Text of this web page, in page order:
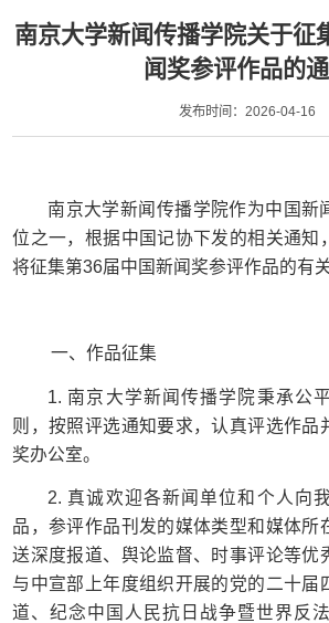
南京大学新闻传播学院关于征
闻奖参评作品的
发布时间：2026-04-16
南京大学新闻传播学院作为中国新
位之一，根据中国记协下发的相关通知
将征集第36届中国新闻奖参评作品的有
一、作品征集
1. 南京大学新闻传播学院秉承公
则，按照评选通知要求，认真评选作品
奖办公室。
2. 真诚欢迎各新闻单位和个人向
品，参评作品刊发的媒体类型和媒体所
送深度报道、舆论监督、时事评论等优
与中宣部上年度组织开展的党的二十届
道、纪念中国人民抗日战争暨世界反